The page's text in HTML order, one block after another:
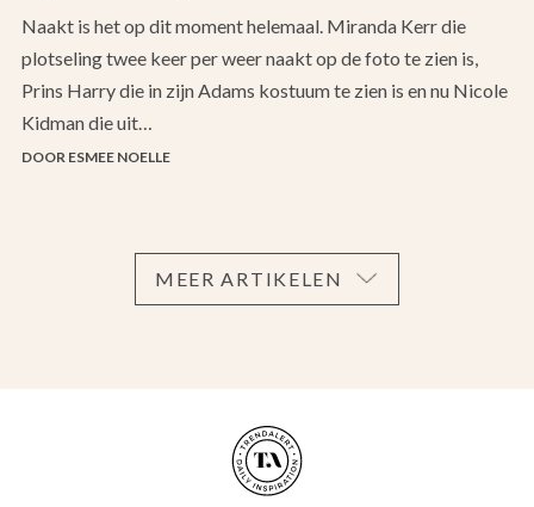
Naakt is het op dit moment helemaal. Miranda Kerr die
plotseling twee keer per weer naakt op de foto te zien is,
Prins Harry die in zijn Adams kostuum te zien is en nu Nicole
Kidman die uit…
DOOR ESMEE NOELLE
MEER ARTIKELEN